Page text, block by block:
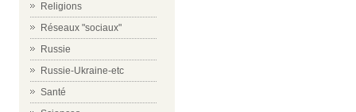
Religions
Réseaux "sociaux"
Russie
Russie-Ukraine-etc
Santé